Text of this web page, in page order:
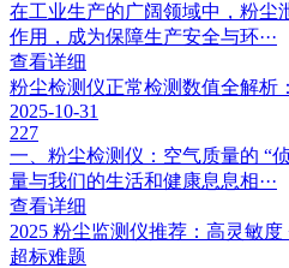
在工业生产的广阔领域中，粉尘
作用，成为保障生产安全与环···
查看详细
粉尘检测仪正常检测数值全解析
2025-10-31
227
一、粉尘检测仪：空气质量的 “
量与我们的生活和健康息息相···
查看详细
2025 粉尘监测仪推荐：高灵敏
超标难题